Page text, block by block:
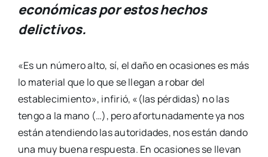
económicas por estos hechos
delictivos.
«Es un número alto, sí, el daño en ocasiones es más
lo material que lo que se llegan a robar del
establecimiento», infirió, «(las pérdidas) no las
tengo a la mano (…), pero afortunadamente ya nos
están atendiendo las autoridades, nos están dando
una muy buena respuesta. En ocasiones se llevan